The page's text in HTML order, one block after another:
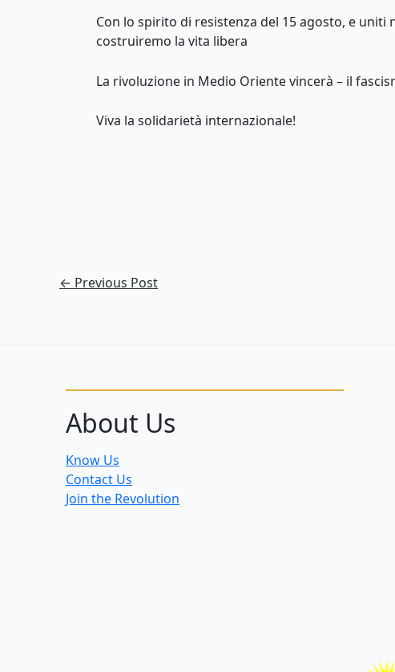
Con lo spirito di resistenza del 15 agosto, e
costruiremo la vita libera
La rivoluzione in Medio Oriente vincerà – il
Viva la solidarietà internazionale!
← Previous Post
About Us
Know Us
Contact Us
Join the Revolution